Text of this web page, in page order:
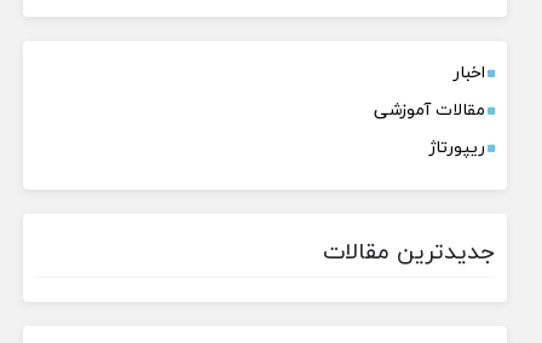
اخبار
مقالات آموزشی
ریپورتاژ
جدیدترین مقالات